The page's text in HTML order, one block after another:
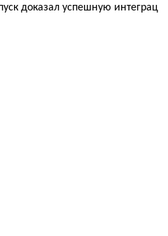
доказал успешную интеграц